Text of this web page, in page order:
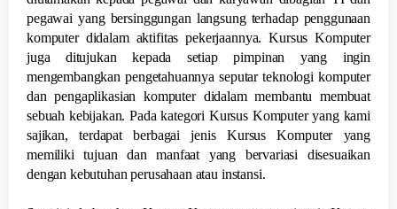
pegawai yang bersinggungan langsung terhadap penggunaan
komputer didalam aktifitas pekerjaannya. Kursus Komputer
juga ditujukan kepada setiap pimpinan yang ingin
mengembangkan pengetahuannya seputar teknologi komputer
dan pengaplikasian komputer didalam membantu membuat
sebuah kebijakan. Pada kategori Kursus Komputer yang kami
sajikan, terdapat berbagai jenis Kursus Komputer yang
memiliki tujuan dan manfaat yang bervariasi disesuaikan
dengan kebutuhan perusahaan atau instansi.